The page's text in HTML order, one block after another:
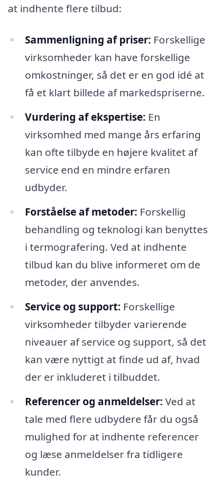
at indhente flere tilbud:
Sammenligning af priser: Forskellige
virksomheder kan have forskellige
omkostninger, så det er en god idé at
få et klart billede af markedspriserne.
Vurdering af ekspertise: En
virksomhed med mange års erfaring
kan ofte tilbyde en højere kvalitet af
service end en mindre erfaren
udbyder.
Forståelse af metoder: Forskellig
behandling og teknologi kan benyttes
i termografering. Ved at indhente
tilbud kan du blive informeret om de
metoder, der anvendes.
Service og support: Forskellige
virksomheder tilbyder varierende
niveauer af service og support, så det
kan være nyttigt at finde ud af, hvad
der er inkluderet i tilbuddet.
Referencer og anmeldelser: Ved at
tale med flere udbydere får du også
mulighed for at indhente referencer
og læse anmeldelser fra tidligere
kunder.